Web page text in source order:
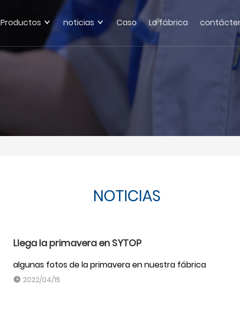
Productos noticias Caso La fábrica
NOTICIAS
Llega la primavera en SYTOP
algunas fotos de la primavera en nuestra fábrica
2022/04/15